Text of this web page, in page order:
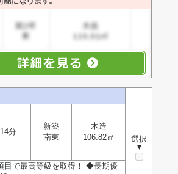
選択
▼
分
新築
南東
木造
106.82㎡
目で最高等級を取得！ ◆長期優